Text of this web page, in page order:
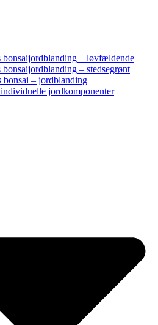
bonsaijordblanding – løvfældende
bonsaijordblanding – stedsegrønt
bonsai – jordblanding
jordkomponenter